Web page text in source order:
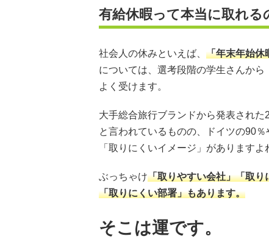
有給休暇って本当に取れる
社会人の休みといえば、 「年末年始休
については、選考段階の学生さんか
よく受けます。
大手総合旅行ブランドから発表された
と言われているものの、ドイツの90
「取りにくいイメージ」がありますよ
ぶっちゃけ「取りやすい会社」「取
「取りにくい部署」もあります。
そこは運です。